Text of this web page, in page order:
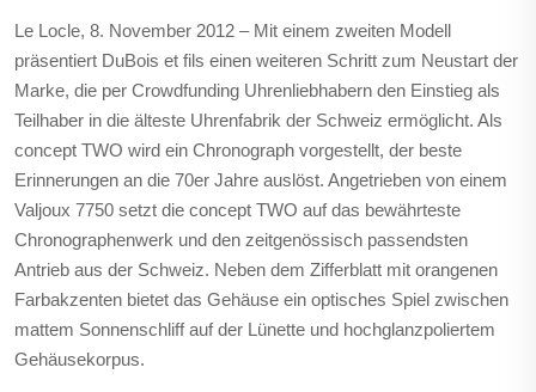
Le Locle, 8. November 2012 – Mit einem zweiten Modell
präsentiert DuBois et fils einen weiteren Schritt zum Neustart der
Marke, die per Crowdfunding Uhrenliebhabern den Einstieg als
Teilhaber in die älteste Uhrenfabrik der Schweiz ermöglicht. Als
concept TWO wird ein Chronograph vorgestellt, der beste
Erinnerungen an die 70er Jahre auslöst. Angetrieben von einem
Valjoux 7750 setzt die concept TWO auf das bewährteste
Chronographenwerk und den zeitgenössisch passendsten
Antrieb aus der Schweiz. Neben dem Zifferblatt mit orangenen
Farbakzenten bietet das Gehäuse ein optisches Spiel zwischen
mattem Sonnenschliff auf der Lünette und hochglanzpoliertem
Gehäusekorpus.